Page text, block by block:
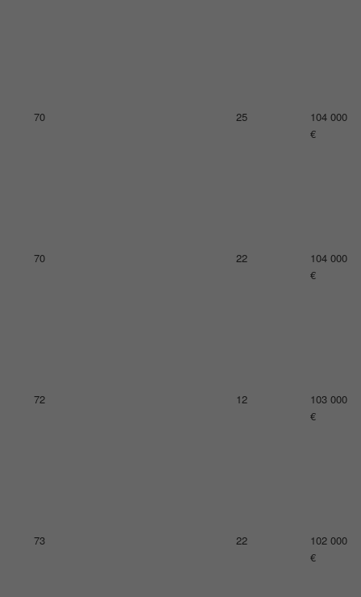
74 17
101 000
€
74 30
101 000
€
74 15
101 000
€
77 21
100 000
€